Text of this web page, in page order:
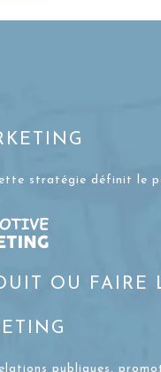
stratégie définit le
OU FAIRE
publiques,